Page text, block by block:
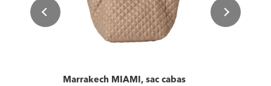
Marrakech MIAMI, sac cabas